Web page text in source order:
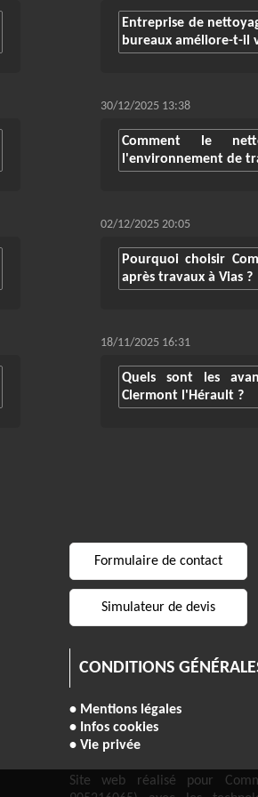
Entreprise de
bureaux améliore-t-il
30/12/2025 13:38
Comment le
l'environnement de
02/12/2025 20:05
Pourquoi choisir
après travaux à Vias ?
18/11/2025 16:31
Quels sont les
Clermont l'Hérault ?
Formulaire de contact
Simulateur de devis
CONDITIONS
• Mentions légales
• Infos cookies
• Vie privée
Site web réalisé pour